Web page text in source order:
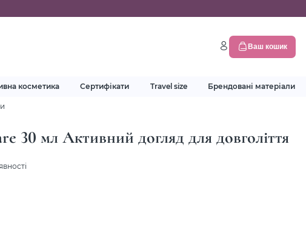
Ваш кошик
косметика Сертифікати Travel size Брендовані матеріали
30 мл Активний догляд для довголіття